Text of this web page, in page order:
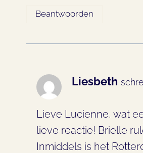
Beantwoorden
Liesbeth
Lieve Lucienne, wat
lieve reactie! Brielle
Inmiddels is het